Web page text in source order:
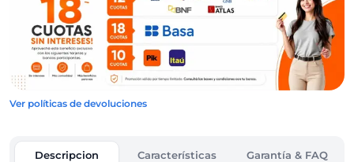
Ver políticas de devoluciones
Descripcion Características Garantía & FAQ